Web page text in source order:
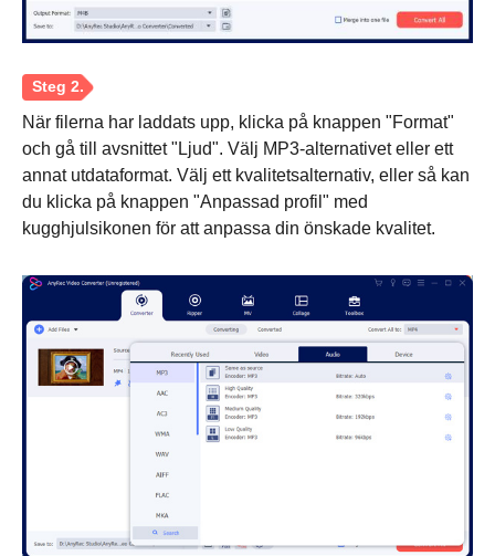
När filerna har laddats upp, klicka på knappen "Format"
och gå till avsnittet "Ljud". Välj MP3-alternativet eller ett
annat utdataformat. Välj ett kvalitetsalternativ, eller så kan
du klicka på knappen "Anpassad profil" med
kugghjulsikonen för att anpassa din önskade kvalitet.